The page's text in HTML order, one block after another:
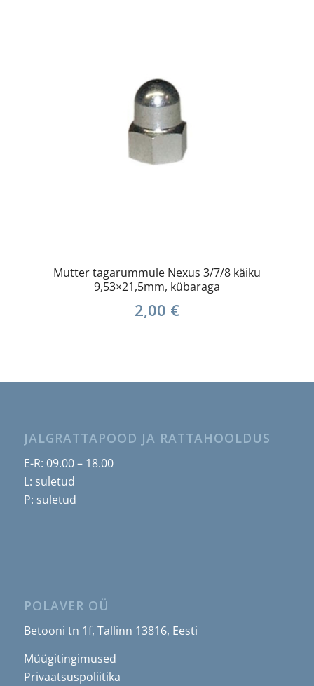
Mutter tagarummule Nexus 3/7/8 käiku
9,53×21,5mm, kübaraga
2,00 €
JALGRATTAPOOD JA RATTAHOOLDUS
E-R: 09.00 – 18.00
L: suletud
P: suletud
POLAVER OÜ
Betooni tn 1f, Tallinn 13816, Eesti
Müügitingimused
Privaatsuspoliitika